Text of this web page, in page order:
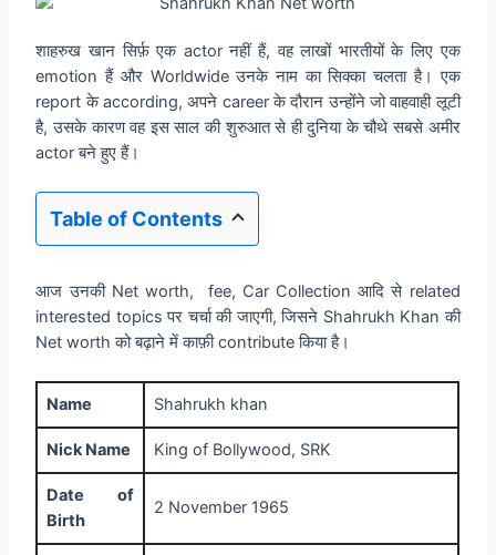
शाहरुख खान सिर्फ़ एक actor नहीं हैं, वह लाखों भारतीयों के लिए एक
emotion हैं और Worldwide उनके नाम का सिक्का चलता है। एक
report के according, अपने career के दौरान उन्होंने जो वाहवाही लूटी
है, उसके कारण वह इस साल की शुरुआत से ही दुनिया के चौथे सबसे अमीर
actor बने हुए हैं।
Table of Contents
आज उनकी Net worth, fee, Car Collection आदि से related
interested topics पर चर्चा की जाएगी, जिसने Shahrukh Khan की
Net worth को बढ़ाने में काफ़ी contribute किया है।
Name Shahrukh khan
Nick Name King of Bollywood, SRK
Date of
Birth
2 November 1965